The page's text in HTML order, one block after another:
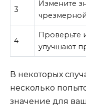
3
Измените
4
Проверьте
улучшают
В некоторых
несколько
значение для